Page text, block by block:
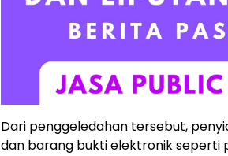
Dari penggeledahan tersebut,
dan barang bukti elektronik seperti